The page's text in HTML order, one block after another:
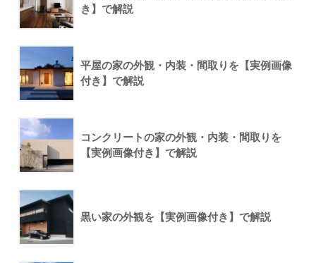
き】で解説
平屋の家の外観・内装・間取りを【実例画像
付き】で解説
コンクリートの家の外観・内装・間取りを
【実例画像付き】で解説
黒い家の外観を【実例画像付き】で解説